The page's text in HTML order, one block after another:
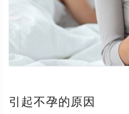
引起不孕的原因